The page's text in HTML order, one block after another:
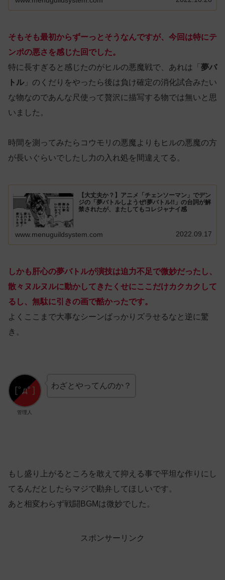
そもそも最初からずーっとそうなんですが、今回は特にテ
ンポの悪さを感じた回でした。
特に長すぎると感じたのがヒルの悪魔戦で、あれは「 夢バ
トル」のくだりをやったら後は負け確定の消化試合みたい
な物なのであんな尺使って贅沢に描写する物では無いと思
いました。
時間を測ってみたらコウモリの悪魔よりもヒルの悪魔の方
が長いぐらいでしたし力の入れ処を間違えてる。
【大丈夫か？】アニメ「チェンソーマン」でデン
ジの「夢バトルしようぜ!夢バトル!!」の台詞が解
禁されたが、またしてもコレジャナイ感
www.menuguildsystem.com 2022.09.17
しかも肝心の夢バトルが演技は迫力不足で微妙だったし、
散々ヌルヌルに動かしてきたくせにここだけカクカクして
るし、無駄に引きの画で酷かったです。
よくここまで大事なシーンばっかりズラせるなと逆に驚
き。
管理人
わざとやってんのか？
もし盛り上がるところを敢えて抑える事で平坦な作りにし
てるんだとしたらマジで勘弁してほしいです。
あと相変わらず戦闘BGMは微妙でした。
スポンサーリンク